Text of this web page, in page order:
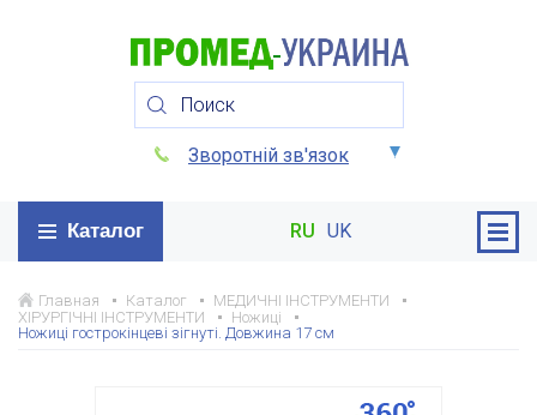
Зворотній зв'язок
Каталог RU UK
Главная Каталог
МЕДИЧНІ ІНСТРУМЕНТИ
ХІРУРГІЧНІ ІНСТРУМЕНТИ
Ножиці
Ножиці гострокінцеві зігнуті. Довжина 17 см